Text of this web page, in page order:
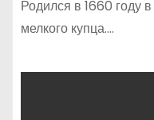
Родился в 1660 году
мелкого купца.…